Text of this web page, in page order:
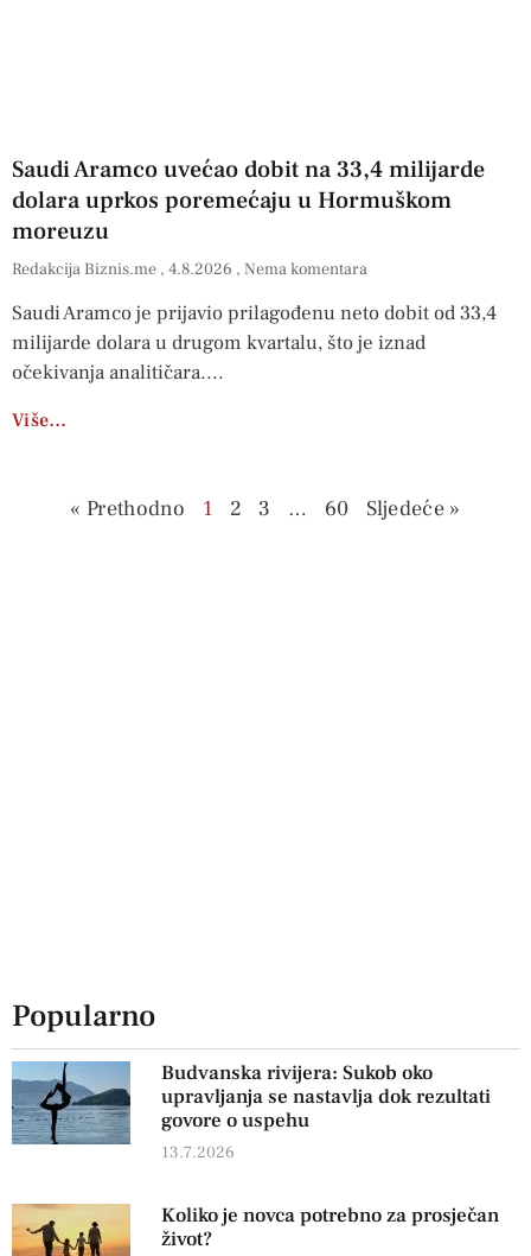
Saudi Aramco uvećao dobit na 33,4 milijarde
dolara uprkos poremećaju u Hormuškom
moreuzu
Redakcija Biznis.me 4.8.2026 Nema komentara
Saudi Aramco je prijavio prilagođenu neto dobit od 33,4
milijarde dolara u drugom kvartalu, što je iznad
očekivanja analitičara.
Više…
« Prethodno 1 2 3 … 60 Sljedeće »
Popularno
Budvanska rivijera: Sukob oko
upravljanja se nastavlja dok rezultati
govore o uspehu
13.7.2026
Koliko je novca potrebno za prosječan
život?